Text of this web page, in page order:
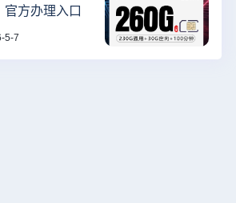
官方办理入口
5-7